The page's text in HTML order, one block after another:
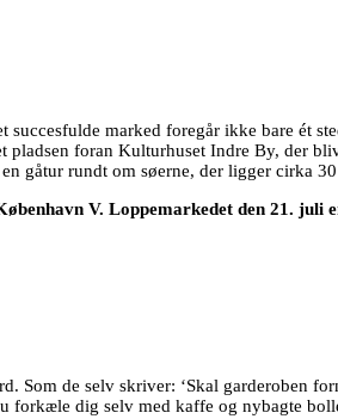
marked foregår ikke bare ét
foran Kulturhuset Indre By, der
gåtur rundt om søerne, der ligger cirka
V. Loppemarkedet den 21.
Som de selv skriver: ‘Skal garderoben
dig selv med kaffe og nybagte